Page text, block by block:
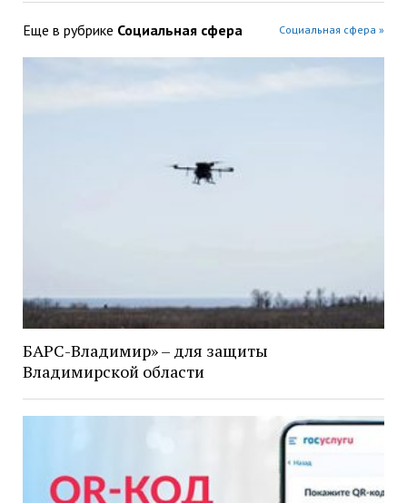
Еще в рубрике Социальная сфера Социальная сфера »
БАРС-Владимир» – для защиты
Владимирской области